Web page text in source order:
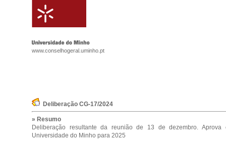
www.conselhogeral.uminho.pt
Deliberação CG-17/2024
» Resumo
Deliberação resultante da reunião de 13 de dezembro.
Universidade do Minho para 2025